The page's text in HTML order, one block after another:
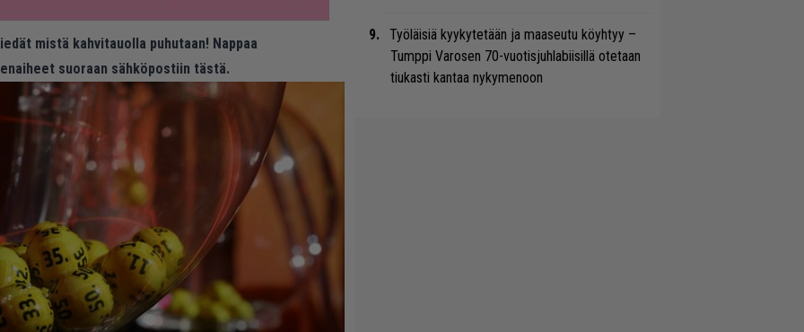
mistä kahvitauolla puhutaan! Nappaa
suoraan sähköpostiin tästä.
Työläisiä kyykytetään ja maaseutu köyhtyy –
Tumppi Varosen 70-vuotisjuhlabiisillä otetaan
tiukasti kantaa nykymenoon